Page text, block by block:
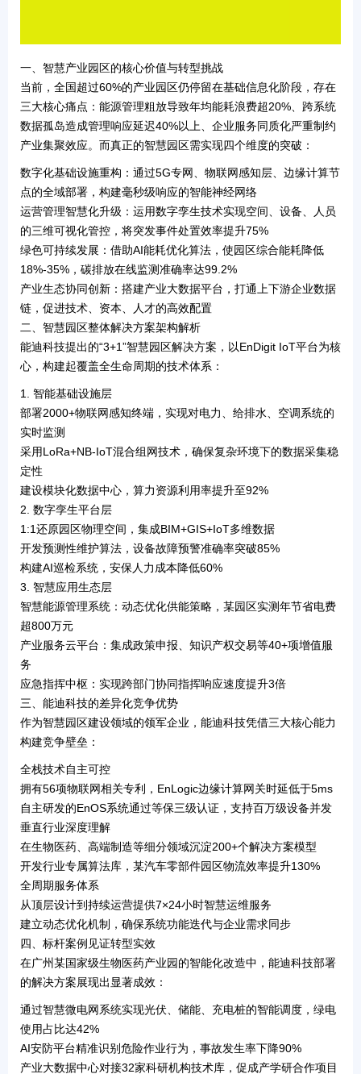
一、智慧产业园区的核心价值与转型挑战
当前，全国超过60%的产业园区仍停留在基础信息化阶段，存在
三大核心痛点： 能源管理粗放导致年均能耗浪费超20%
跨系统
数据孤岛造成管理响应延迟40%以上
企业服务同质化严重制约
产业集聚效应。而真正的智慧园区需实现四个维度的突破：
数字化基础设施重构 ：通过5G专网、物联网感知层、边缘计算节
点的全域部署，构建毫秒级响应的智能神经网络
运营管理智慧化升级 ：运用数字孪生技术实现空间、设备、人员
的三维可视化管控 ，将突发事件处置效率提升75%
绿色可持续发展 ：借助AI能耗优化算法，使园区综合能耗降低
18%-35%，碳排放在线监测准确率达99.2%
产业生态协同创新 ：搭建产业大数据平台 ，打通上下游企业数据
链，促进技术、资本、人才的高效配置
二、智慧园区整体解决方案架构解析
能迪科技提出的“3+1”智慧园区解决方案 ，以EnDigit IoT平台为核
心，构建起覆盖全生命周期的技术体系：
1. 智能基础设施层
部署2000+物联网感知终端，实现对电力、给排水、空调系统的
实时监测
采用LoRa+NB-IoT混合组网技术，确保复杂环境下的数据采集稳
定性
建设模块化数据中心，算力资源利用率提升至92%
2. 数字孪生平台层
1:1还原园区物理空间，集成BIM+GIS+IoT多维数据
开发预测性维护算法 ，设备故障预警准确率突破85%
构建AI巡检系统，安保人力成本降低60%
3. 智慧应用生态层
智慧能源管理系统 ：动态优化供能策略，某园区实测年节省电费
超800万元
产业服务云平台 ：集成政策申报、知识产权交易等40+项增值服
务
应急指挥中枢 ：实现跨部门协同指挥响应速度提升3倍
三、能迪科技的差异化竞争优势
作为智慧园区建设领域的领军企业，能迪科技凭借三大核心能力
构建竞争壁垒：
全栈技术自主可控
拥有56项物联网相关专利 ，EnLogic边缘计算网关时延低于5ms
自主研发的EnOS系统通过等保三级认证，支持百万级设备并发
垂直行业深度理解
在生物医药、高端制造等细分领域沉淀200+个解决方案模型
开发行业专属算法库，某汽车零部件园区物流效率提升130%
全周期服务体系
从顶层设计到持续运营提供7×24小时智慧运维服务
建立动态优化机制，确保系统功能迭代与企业需求同步
四、标杆案例见证转型实效
在广州某国家级生物医药产业园的智能化改造中，能迪科技部署
的解决方案展现出显著成效：
通过智慧微电网系统实现光伏、储能、充电桩的智能调度，绿电
使用占比达42%
AI安防平台精准识别危险作业行为，事故发生率下降90%
产业大数据中心对接32家科研机构技术库，促成产学研合作项目